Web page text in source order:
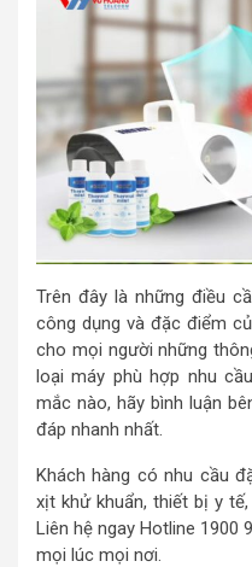
Trên đây là những điều
công dụng và đặc điểm
cho mọi người những
loại máy phù hợp nhu
mắc nào, hãy bình luận
đáp nhanh nhất.
Khách hàng có nhu cầu
xịt khử khuẩn, thiết bị y
Liên hệ ngay Hotline 1900
mọi lúc mọi nơi.